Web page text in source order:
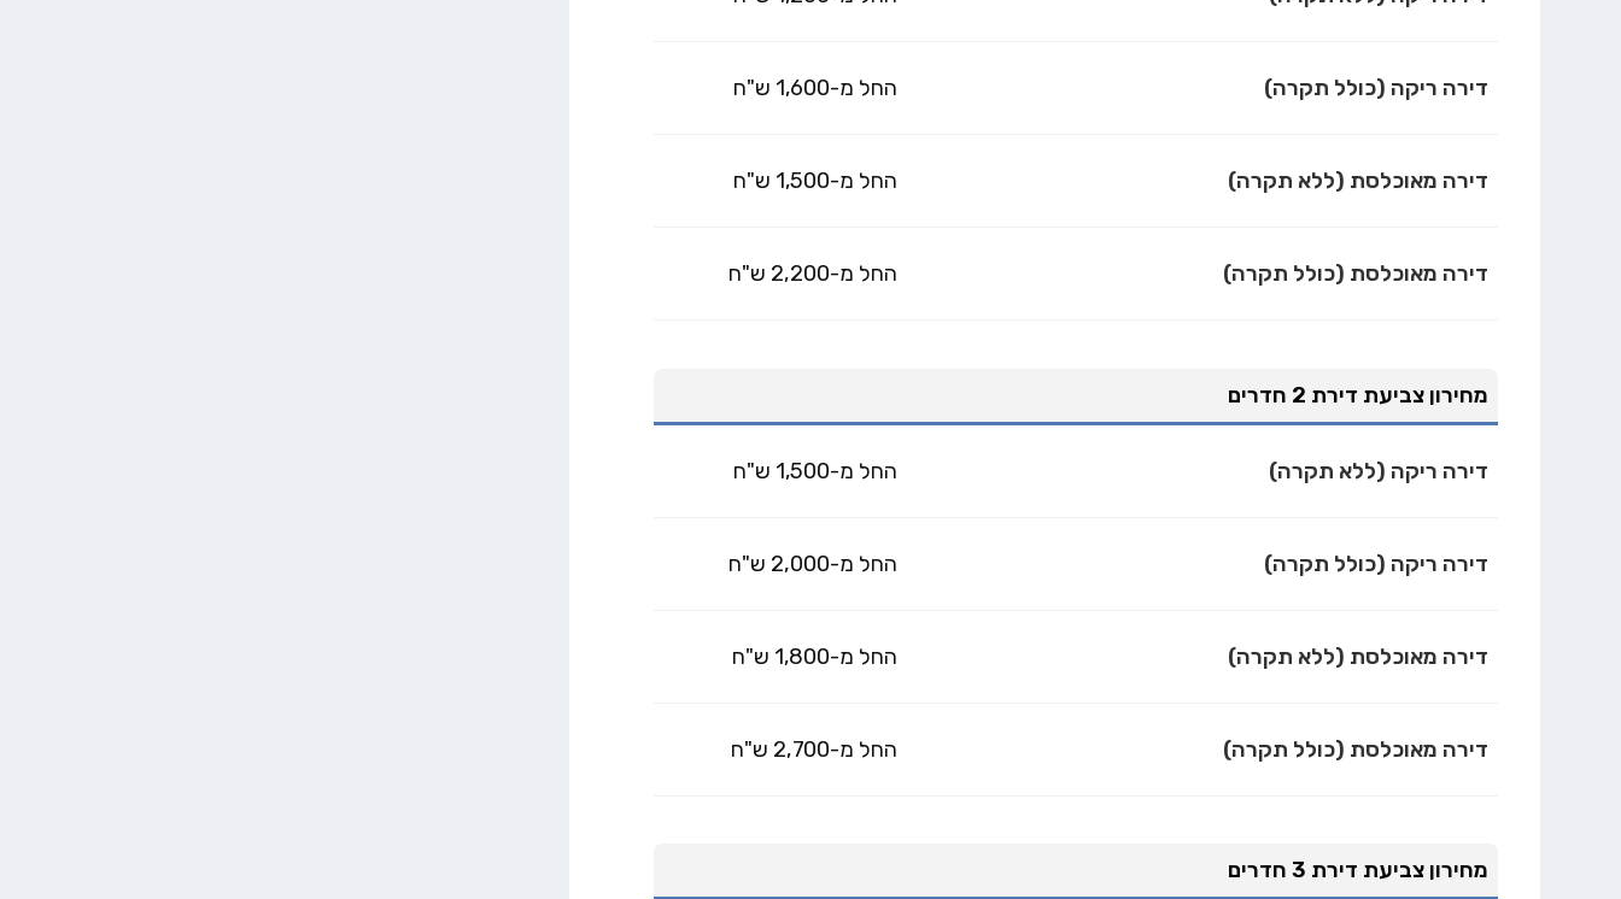
דירה ריקה (כולל תקרה) החל מ-1,600 ש"ח
דירה מאוכלסת (ללא תקרה) החל מ-1,500 ש"ח
דירה מאוכלסת (כולל תקרה) החל מ-2,200 ש"ח
מחירון צביעת דירת 2 חדרים
דירה ריקה (ללא תקרה) החל מ-1,500 ש"ח
דירה ריקה (כולל תקרה) החל מ-2,000 ש"ח
דירה מאוכלסת (ללא תקרה) החל מ-1,800 ש"ח
דירה מאוכלסת (כולל תקרה) החל מ-2,700 ש"ח
מחירון צביעת דירת 3 חדרים